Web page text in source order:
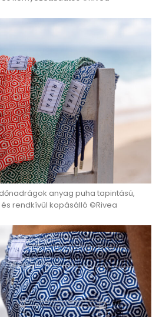
anyag puha tapintású,
rendkívül kopásálló ©Rivea